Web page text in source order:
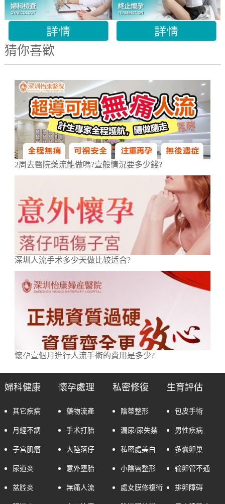
猜你喜歡
2周去醫院藥流能做嗎?壹般情況要多少錢?
深圳人流手术多少天做比较适合?
懷孕壹個月進行人流手術的費用是多少?
婦科健康
其它疾病
月經不調
子宫肌瘤
尿道炎
盆腔炎
懷孕處理
藥物流產
手术打胎
大陸落仔
意外堕胎
無痛人流
私密修復
陰蒂整形
漏尿/尿失禁
私密處美白
小陰唇整形
處女膜修複術
生育評估
包皮手術
男性疾病
多囊卵巢
输卵管不通
排卵障碍